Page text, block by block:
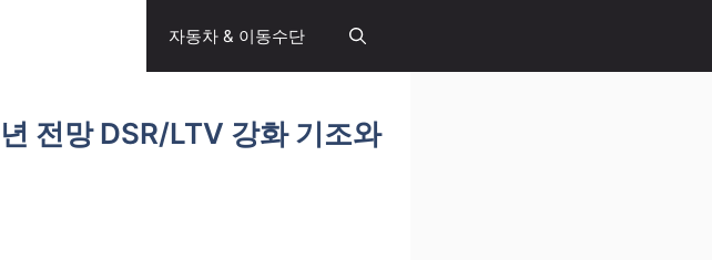
자동차 & 이동수단
전망 DSR/LTV 강화 기조와